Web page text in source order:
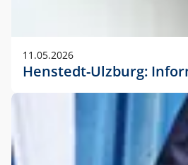
11.05.2026
Henstedt-Ulzburg: